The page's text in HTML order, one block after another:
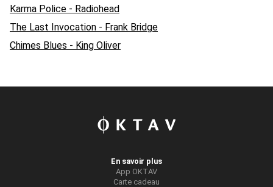
Karma Police - Radiohead
The Last Invocation - Frank Bridge
Chimes Blues - King Oliver
En savoir plus
App OKTAV
Carte cadeau